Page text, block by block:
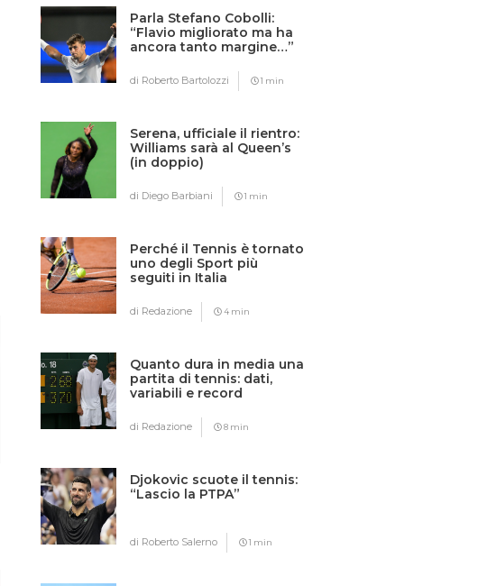
Parla Stefano Cobolli:
“Flavio migliorato ma ha
ancora tanto margine…”
di Roberto Bartolozzi 1 min
Serena, ufficiale il rientro:
Williams sarà al Queen’s
(in doppio)
di Diego Barbiani 1 min
Perché il Tennis è tornato
uno degli Sport più
seguiti in Italia
di Redazione 4 min
Quanto dura in media una
partita di tennis: dati,
variabili e record
di Redazione 8 min
Djokovic scuote il tennis:
“Lascio la PTPA”
di Roberto Salerno 1 min